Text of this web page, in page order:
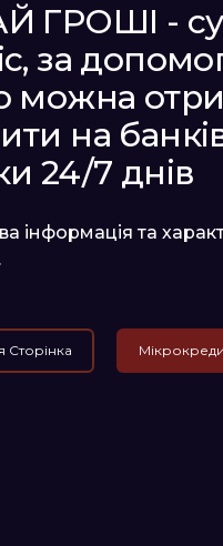
ГРОШІ -
за
можна
на
24/7 днів
інформація та